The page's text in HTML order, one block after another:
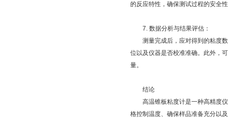
的反应特性，确保测试过程的安全
7. 数据分析与结果评估：
测量完成后，应对得到的粘度数
位以及仪器是否校准准确。此外，
量。
结论
高温锥板粘度计是一种高精度仪
格控制温度、确保样品准备充分以